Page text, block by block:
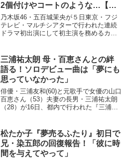
2個付けやコートのような…【見
直しポイント】
乃木坂46・五百城茉央が５日東京・フジ
テレビ・マルチシアターで行われた連続
ドラマ初出演にして初主演を務めるカン
先行上映＆完成発表トークショーに登壇
した。
三浦祐太朗 母・百恵さんとの絆
語る！ソロデビュー曲は「夢にも
思っていなかった」
俳優・三浦友和(60)と元歌手で女優の山口
百恵さん（53）夫妻の長男・三浦祐太朗
（28）が16日、都内で行われた『三浦祐
席した。 同舞台は、フォークシンガ
ー・松...
松たか子『夢売るふたり』初日で
兄・染五郎の回復報告！「彼に時
間を与えてやって」